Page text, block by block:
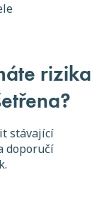
rizika
stávající
doporučí